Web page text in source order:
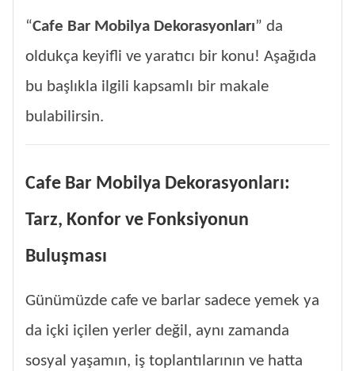
“Cafe Bar Mobilya Dekorasyonları” da
oldukça keyifli ve yaratıcı bir konu! Aşağıda
bu başlıkla ilgili kapsamlı bir makale
bulabilirsin.
Cafe Bar Mobilya Dekorasyonları:
Tarz, Konfor ve Fonksiyonun
Buluşması
Günümüzde cafe ve barlar sadece yemek ya
da içki içilen yerler değil, aynı zamanda
sosyal yaşamın, iş toplantılarının ve hatta